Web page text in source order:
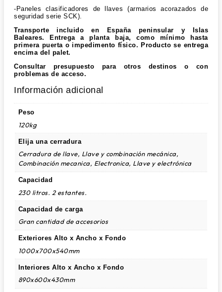
-Paneles clasificadores de llaves (armarios acorazados de
seguridad serie SCK).
Transporte incluido en España peninsular y Islas
Baleares. Entrega a planta baja, como mínimo hasta
primera puerta o impedimento físico. Producto se entrega
encima del palet.
Consultar presupuesto para otros destinos o con
problemas de acceso.
Información adicional
Peso
120kg
Elija una cerradura
Cerradura de llave, Llave y combinación mecánica,
Combinación mecanica, Electronica, Llave y electrónica
Capacidad
230 litros. 2 estantes.
Capacidad de carga
Gran cantidad de accesorios
Exteriores Alto x Ancho x Fondo
1000x700x540mm
Interiores Alto x Ancho x Fondo
890x600x430mm